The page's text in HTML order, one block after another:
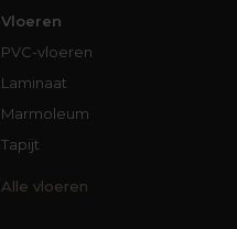
Vloeren
PVC-vloeren
Laminaat
Marmoleum
Tapijt
Alle vloeren